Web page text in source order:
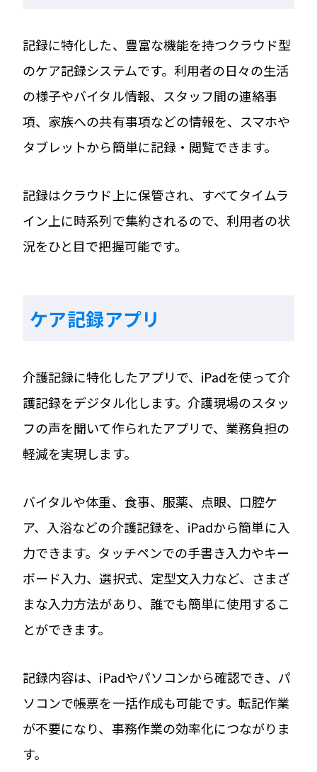
記録に特化した、豊富な機能を持つクラウド型
のケア記録システムです。利用者の日々の生活
の様子やバイタル情報、スタッフ間の連絡事
項、家族への共有事項などの情報を、スマホや
タブレットから簡単に記録・閲覧できます。
記録はクラウド上に保管され、すべてタイムラ
イン上に時系列で集約されるので、利用者の状
況をひと目で把握可能です。
ケア記録アプリ
介護記録に特化したアプリで、iPadを使って介
護記録をデジタル化します。介護現場のスタッ
フの声を聞いて作られたアプリで、業務負担の
軽減を実現します。
バイタルや体重、食事、服薬、点眼、口腔ケ
ア、入浴などの介護記録を、iPadから簡単に入
力できます。タッチペンでの手書き入力やキー
ボード入力、選択式、定型文入力など、さまざ
まな入力方法があり、誰でも簡単に使用するこ
とができます。
記録内容は、iPadやパソコンから確認でき、パ
ソコンで帳票を一括作成も可能です。転記作業
が不要になり、事務作業の効率化につながりま
す。